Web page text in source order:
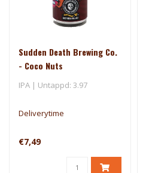
Sudden Death Brewing Co.
- Coco Nuts
IPA | Untappd: 3.97
Deliverytime
€7,49